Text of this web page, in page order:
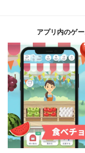
アプリ内のゲ